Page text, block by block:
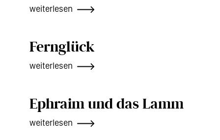
weiterlesen
Fernglück
weiterlesen
Ephraim und das Lamm
weiterlesen